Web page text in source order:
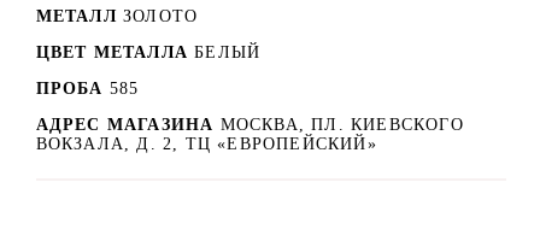
МЕТАЛЛ ЗОЛОТО
ЦВЕТ МЕТАЛЛА БЕЛЫЙ
ПРОБА 585
АДРЕС МАГАЗИНА МОСКВА, ПЛ. КИЕВСКОГО
ВОКЗАЛА, Д. 2, ТЦ «ЕВРОПЕЙСКИЙ»